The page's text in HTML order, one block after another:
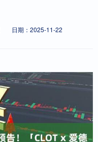
日期：2025-11-22